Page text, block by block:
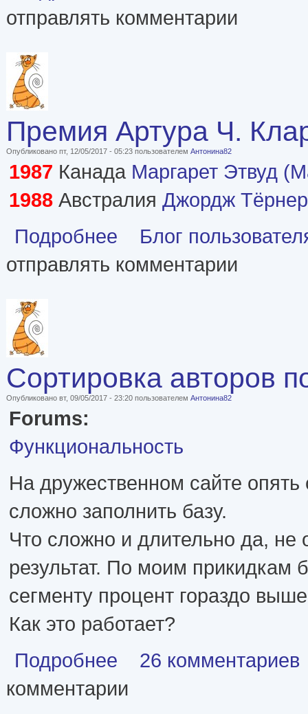
отправлять комментарии
Премия Артура Ч.
Опубликовано пт, 12/05/2017 - 05:23 пользователем Антонина82
1987 Канада Маргарет Этвуд
1988 Австралия Джордж
Подробнее о Премия Артура Ч. Кларка (The Arthur C.
Блог
отправлять комментарии
Сортировка авторов
Опубликовано вт, 09/05/2017 - 23:20 пользователем Антонина82
Forums:
Функциональность
На дружественном сайте опять
сложно заполнить базу.
Что сложно и длительно да, не
результат. По моим прикидкам
сегменту процент гораздо
Как это работает?
Подробнее о Сортировка авторов по полу
26 комментариев
комментарии